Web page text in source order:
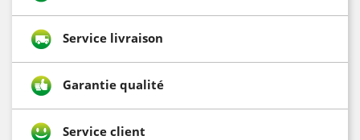
Service livraison
Garantie qualité
Service client